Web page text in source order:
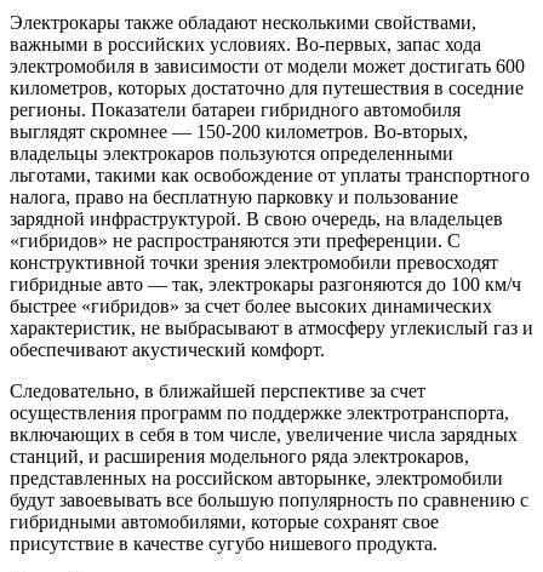
Электрокары также обладают несколькими свойствами,
важными в российских условиях. Во-первых, запас хода
электромобиля в зависимости от модели может достигать 600
километров, которых достаточно для путешествия в соседние
регионы. Показатели батареи гибридного автомобиля
выглядят скромнее — 150-200 километров. Во-вторых,
владельцы электрокаров пользуются определенными
льготами, такими как освобождение от уплаты транспортного
налога, право на бесплатную парковку и пользование
зарядной инфраструктурой. В свою очередь, на владельцев
«гибридов» не распространяются эти преференции. С
конструктивной точки зрения электромобили превосходят
гибридные авто — так, электрокары разгоняются до 100 км/ч
быстрее «гибридов» за счет более высоких динамических
характеристик, не выбрасывают в атмосферу углекислый газ и
обеспечивают акустический комфорт.
Следовательно, в ближайшей перспективе за счет
осуществления программ по поддержке электротранспорта,
включающих в себя в том числе, увеличение числа зарядных
станций, и расширения модельного ряда электрокаров,
представленных на российском авторынке, электромобили
будут завоевывать все большую популярность по сравнению с
гибридными автомобилями, которые сохранят свое
присутствие в качестве сугубо нишевого продукта.